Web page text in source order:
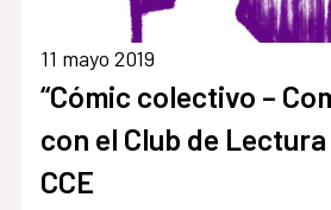
11 mayo 2019
“Cómic colectivo –
con el Club de
CCE